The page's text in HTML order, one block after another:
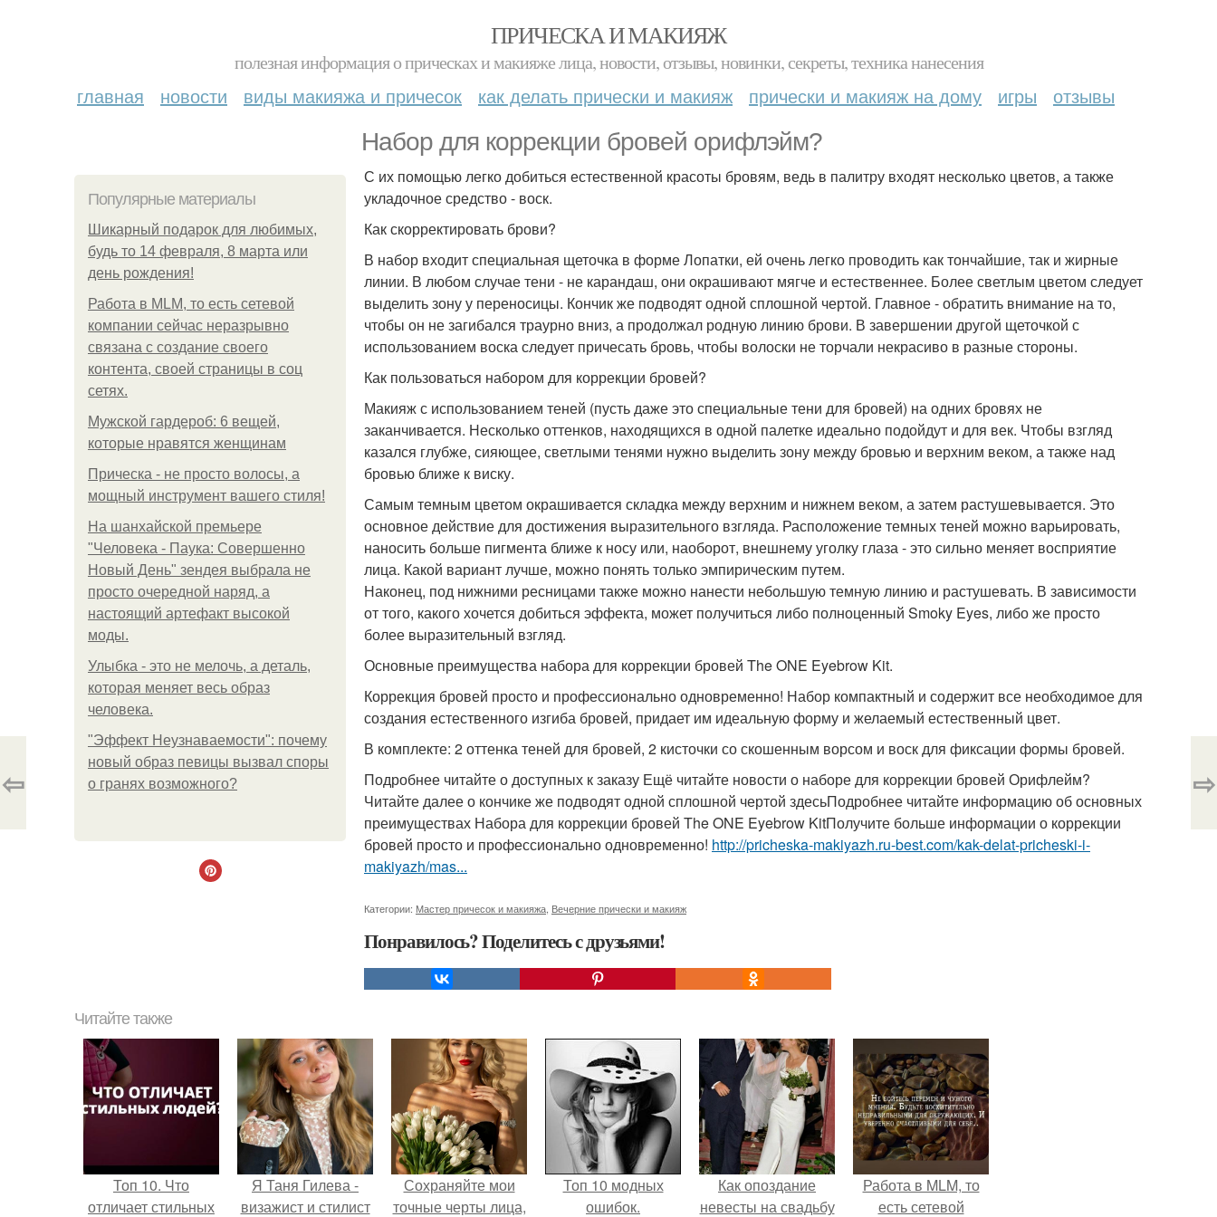
ПРИЧЕСКА И МАКИЯЖ
полезная информация о прическах и макияже лица, новости, отзывы, новинки, секреты, техника нанесения
главная новости виды макияжа и причесок как делать прически и макияж прически и макияж на дому игры отзывы
Набор для коррекции бровей орифлэйм?
Популярные материалы
Шикарный подарок для любимых,
будь то 14 февраля, 8 марта или
день рождения!
Работа в MLM, то есть сетевой
компании сейчас неразрывно
связана с создание своего
контента, своей страницы в соц
сетях.
Мужской гардероб: 6 вещей,
которые нравятся женщинам
Прическа - не просто волосы, а
мощный инструмент вашего стиля!
На шанхайской премьере
"Человека - Паука: Совершенно
Новый День" зендея выбрала не
просто очередной наряд, а
настоящий артефакт высокой
моды.
Улыбка - это не мелочь, а деталь,
которая меняет весь образ
человека.
"Эффект Неузнаваемости": почему
новый образ певицы вызвал споры
о гранях возможного?
С их помощью легко добиться естественной красоты бровям, ведь в палитру входят несколько цветов, а также
укладочное средство - воск.
Как скорректировать брови?
В набор входит специальная щеточка в форме Лопатки, ей очень легко проводить как тончайшие, так и жирные
линии. В любом случае тени - не карандаш, они окрашивают мягче и естественнее. Более светлым цветом следует
выделить зону у переносицы. Кончик же подводят одной сплошной чертой. Главное - обратить внимание на то,
чтобы он не загибался траурно вниз, а продолжал родную линию брови. В завершении другой щеточкой с
использованием воска следует причесать бровь, чтобы волоски не торчали некрасиво в разные стороны.
Как пользоваться набором для коррекции бровей?
Макияж с использованием теней (пусть даже это специальные тени для бровей) на одних бровях не
заканчивается. Несколько оттенков, находящихся в одной палетке идеально подойдут и для век. Чтобы взгляд
казался глубже, сияющее, светлыми тенями нужно выделить зону между бровью и верхним веком, а также над
бровью ближе к виску.
Самым темным цветом окрашивается складка между верхним и нижнем веком, а затем растушевывается. Это
основное действие для достижения выразительного взгляда. Расположение темных теней можно варьировать,
наносить больше пигмента ближе к носу или, наоборот, внешнему уголку глаза - это сильно меняет восприятие
лица. Какой вариант лучше, можно понять только эмпирическим путем.
Наконец, под нижними ресницами также можно нанести небольшую темную линию и растушевать. В зависимости
от того, какого хочется добиться эффекта, может получиться либо полноценный Smoky Eyes, либо же просто
более выразительный взгляд.
Основные преимущества набора для коррекции бровей The ONE Eyebrow Kit.
Коррекция бровей просто и профессионально одновременно! Набор компактный и содержит все необходимое для
создания естественного изгиба бровей, придает им идеальную форму и желаемый естественный цвет.
В комплекте: 2 оттенка теней для бровей, 2 кисточки со скошенным ворсом и воск для фиксации формы бровей.
Подробнее читайте о доступных к заказу Ещё читайте новости о наборе для коррекции бровей Орифлейм?
Читайте далее о кончике же подводят одной сплошной чертой здесьПодробнее читайте информацию об основных
преимуществах Набора для коррекции бровей The ONE Eyebrow KitПолучите больше информации о коррекции
бровей просто и профессионально одновременно! http://pricheska-makiyazh.ru-best.com/kak-delat-pricheski-i-
makiyazh/mas...
Категории: Мастер причесок и макияжа Вечерние прически и макияж
Понравилось? Поделитесь с друзьями!
⇦ ⇨
Читайте также
Топ 10. Что
отличает стильных
Я Таня Гилева -
визажист и стилист
Сохраняйте мои
точные черты лица,
Топ 10 модных
ошибок.
Как опоздание
невесты на свадьбу
Работа в MLM, то
есть сетевой